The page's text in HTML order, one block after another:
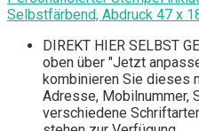
Selbstfärbend, Abdruck 47 x
DIREKT HIER SELBST
oben über "Jetzt
kombinieren Sie dieses
Adresse, Mobilnummer,
verschiedene